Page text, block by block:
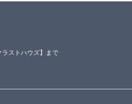
ストハウズ】まで